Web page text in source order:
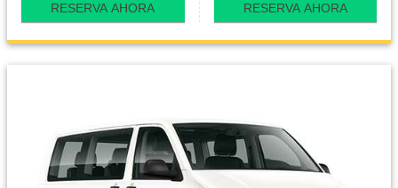
RESERVA AHORA RESERVA AHORA